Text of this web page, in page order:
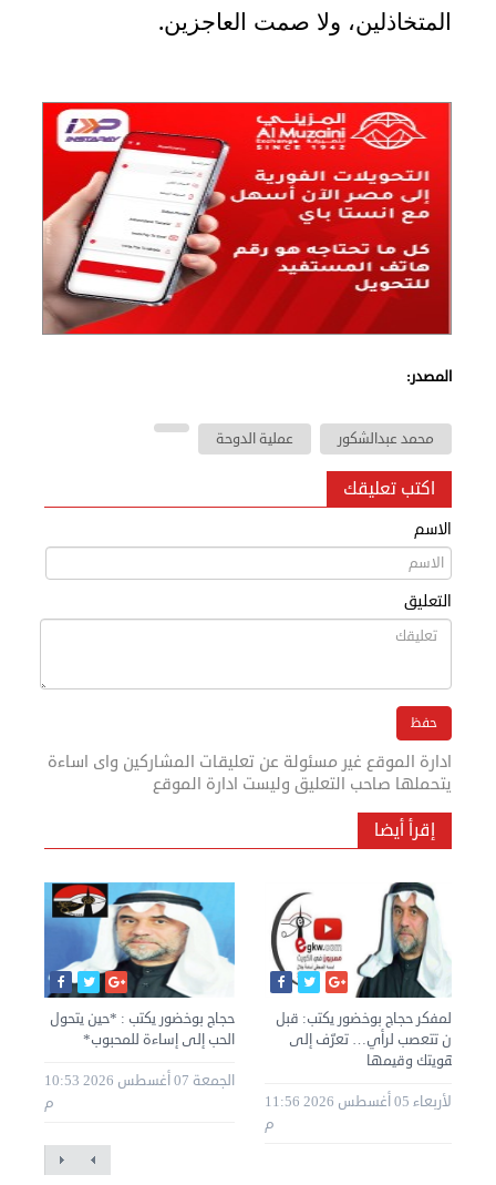
المتخاذلين، ولا صمت العاجزين.
المصدر:
محمد عبدالشكور عملية الدوحة
اكتب تعليقك
الاسم
التعليق
ادارة الموقع غير مسئولة عن تعليقات المشاركين واى اساءة
يتحملها صاحب التعليق وليست ادارة الموقع
إقرأ أيضا
حجاج بوخضور يكتب : *حين يتحول
الحب إلى إساءة للمحبوب*
الجمعة 07 أغسطس 2026 10:53
م
المفكر حجاج بوخضور يكتب: قبل
أن تتعصب لرأي… تعرّف إلى
هويتك وقيمها
الأربعاء 05 أغسطس 2026 11:56
م